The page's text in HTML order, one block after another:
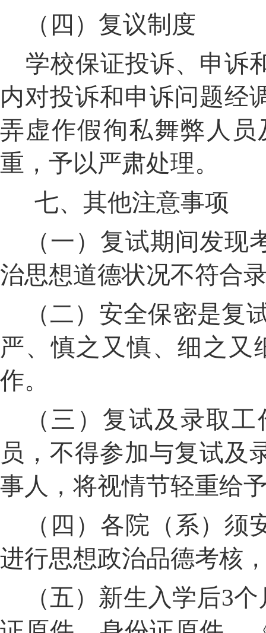
（四）复议制度
学校保证投诉、申诉
内对投诉和申诉问题经
弄虚作假徇私舞弊人
重，予以严肃处理。
七、其他注意事项
（一）复试期间发
治思想道德状况不符合
（二）安全保密是复
严、慎之又慎、细之又
作。
（三）复试及录取
员，不得参加与复试及
事人，将视情节轻重给
（四）各院（系）
进行思想政治品德考核
（五）新生入学后3个